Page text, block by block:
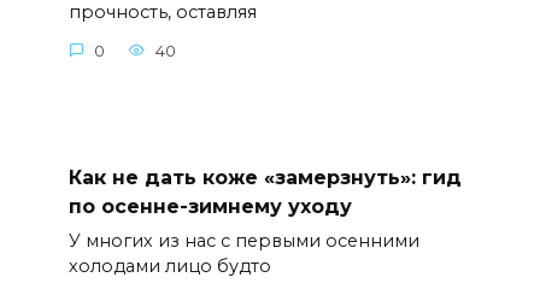
прочность, оставляя
0 40
Как не дать коже «замерзнуть»: гид
по осенне-зимнему уходу
У многих из нас с первыми осенними
холодами лицо будто